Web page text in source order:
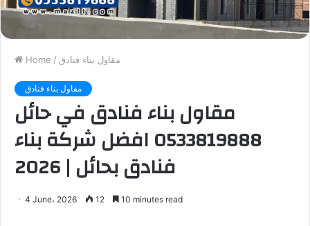
Home / مقاول بناء فنادق
مقاول بناء فنادق
مقاول بناء فنادق في حائل
0533819888 افضل شركة بناء
فنادق بحائل | 2026
4 June، 2026 12 10 minutes read